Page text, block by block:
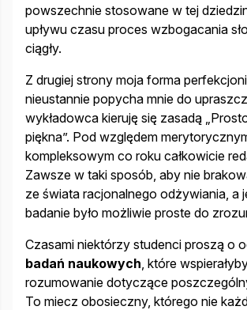
powszechnie stosowane w tej
upływu czasu proces wzbogacania
ciągły.
Z drugiej strony moja forma
nieustannie popycha mnie do
wykładowca kieruję się zasadą
piękna”. Pod względem
kompleksowym co roku całkowicie
Zawsze w taki sposób, aby nie
ze świata racjonalnego odżywiania, a
badanie było możliwie proste do
Czasami niektórzy studenci proszą o
badań naukowych , które
rozumowanie dotyczące
To miecz obosieczny, którego nie